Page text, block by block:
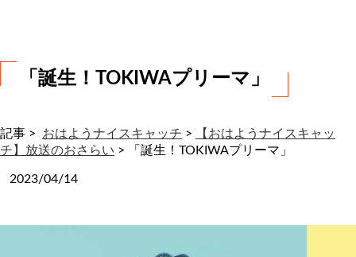
「誕生！TOKIWAプリーマ」
記事 > おはようナイスキャッチ >
【おはようナイスキャッ
チ】放送のおさらい > 「誕生！TOKIWAプリーマ」
2023/04/14